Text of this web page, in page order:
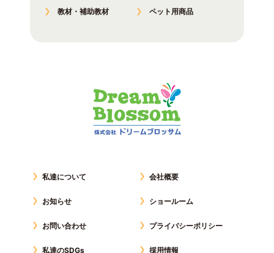
教材・補助教材 ペット用商品
私達について
お知らせ
お問い合わせ
私達のSDGs
会社概要
ショールーム
プライバシーポリシー
採用情報